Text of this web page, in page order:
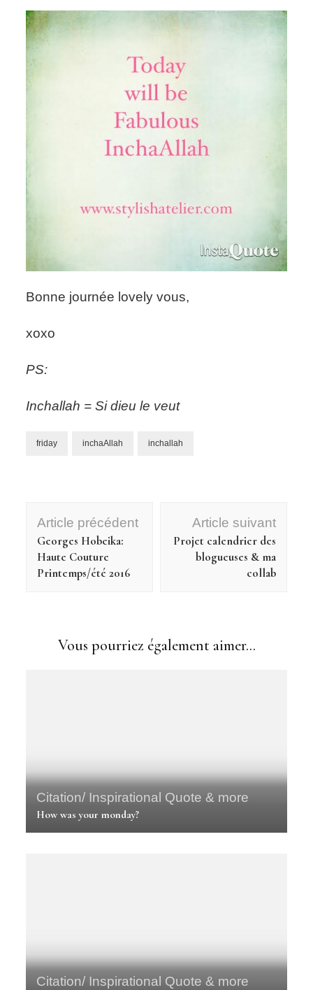
Bonne journée lovely vous,
xoxo
PS:
Inchallah = Si dieu le veut
friday inchaAllah inchallah
Navigation
d'article
Article précédent
Georges Hobeika:
Haute Couture
Printemps/été 2016
Article suivant
Projet calendrier des
blogueuses & ma
collab
Vous pourriez également aimer...
Citation/ Inspirational Quote & more
How was your monday?
Citation/ Inspirational Quote & more